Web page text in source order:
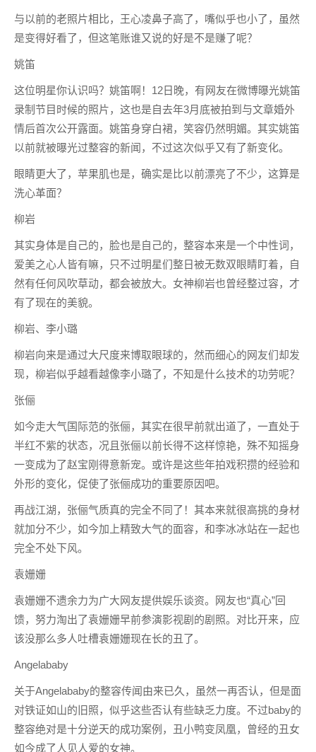
与以前的老照片相比，王心凌鼻子高了，嘴似乎也小了，虽然
是变得好看了，但这笔账谁又说的好是不是赚了呢？
姚笛
这位明星你认识吗？姚笛啊！12日晚，有网友在微博曝光姚笛
录制节目时候的照片，这也是自去年3月底被拍到与文章婚外
情后首次公开露面。姚笛身穿白裙，笑容仍然明媚。其实姚笛
以前就被曝光过整容的新闻，不过这次似乎又有了新变化。
眼睛更大了，苹果肌也是，确实是比以前漂亮了不少，这算是
洗心革面？
柳岩
其实身体是自己的，脸也是自己的，整容本来是一个中性词，
爱美之心人皆有嘛，只不过明星们整日被无数双眼睛盯着，自
然有任何风吹草动，都会被放大。女神柳岩也曾经整过容，才
有了现在的美貌。
柳岩、李小璐
柳岩向来是通过大尺度来博取眼球的，然而细心的网友们却发
现，柳岩似乎越看越像李小璐了，不知是什么技术的功劳呢？
张俪
如今走大气国际范的张俪，其实在很早前就出道了，一直处于
半红不紫的状态，况且张俪以前长得不这样惊艳，殊不知摇身
一变成为了赵宝刚得意新宠。或许是这些年拍戏积攒的经验和
外形的变化，促使了张俪成功的重要原因吧。
再战江湖，张俪气质真的完全不同了！其本来就很高挑的身材
就加分不少，如今加上精致大气的面容，和李冰冰站在一起也
完全不处下风。
袁姗姗
袁姗姗不遗余力为广大网友提供娱乐谈资。网友也“真心”回
馈，努力淘出了袁姗姗早前参演影视剧的剧照。对比开来，应
该没那么多人吐槽袁姗姗现在长的丑了。
Angelababy
关于Angelababy的整容传闻由来已久，虽然一再否认，但是面
对铁证如山的旧照，似乎这些否认有些缺乏力度。不过baby的
整容绝对是十分逆天的成功案例，丑小鸭变凤凰，曾经的丑女
如今成了人见人爱的女神。